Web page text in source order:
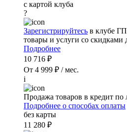
с картой клуба
?
Зарегистрируйтесь в клубе
товары и услуги со скидками
Подробнее
10 716 ₽
От 4 999 ₽ / мес.
i
Продажа товаров в кредит
Подробнее о способах оплаты
без карты
11 280 ₽